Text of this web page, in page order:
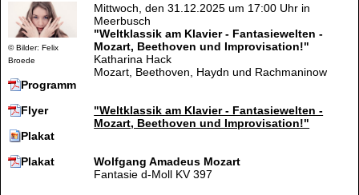
© Bilder: Felix
Broede
Programm
Flyer
Plakat
Plakat
Mittwoch, den 31.12.2025 um 17:00 Uhr in
Meerbusch
"Weltklassik am Klavier - Fantasiewelten -
Mozart, Beethoven und Improvisation!"
Katharina Hack
Mozart, Beethoven, Haydn und Rachmaninow
"Weltklassik am Klavier - Fantasiewelten -
Mozart, Beethoven und Improvisation!"
Wolfgang Amadeus Mozart
Fantasie d-Moll KV 397